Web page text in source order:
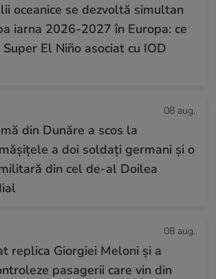
oceanice se dezvoltă simultan
iarna 2026-2027 în Europa: ce
El Niño asociat cu IOD
08 aug.
din Dunăre a scos la
a doi soldați germani și o
din cel de-al Doilea
08 aug.
replica Giorgiei Meloni și a
pasagerii care vin din